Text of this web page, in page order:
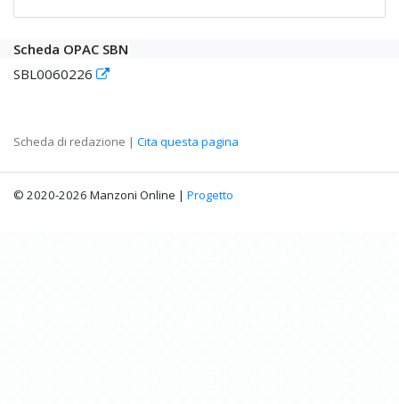
Scheda OPAC SBN
SBL0060226
Scheda di redazione | Cita questa pagina
© 2020-2026 Manzoni Online | Progetto